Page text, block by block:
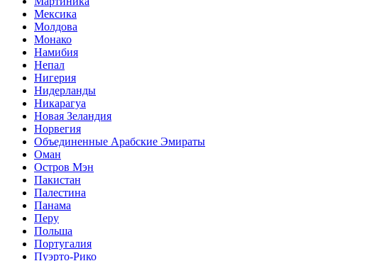
Мексика
Молдова
Монако
Намибия
Непал
Нигерия
Нидерланды
Никарагуа
Новая Зеландия
Норвегия
Объединенные Арабские Эмираты
Оман
Остров Мэн
Пакистан
Палестина
Панама
Перу
Польша
Португалия
Пуэрто-Рико